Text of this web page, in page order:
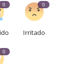
0 0
Irritado
0